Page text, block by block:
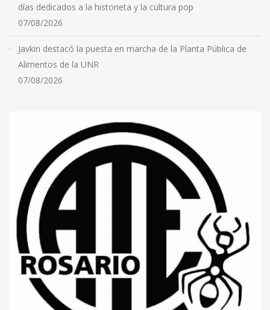
días dedicados a la historieta y la cultura pop
07/08/2026
Javkin destacó la puesta en marcha de la Planta Pública de
Alimentos de la UNR
07/08/2026